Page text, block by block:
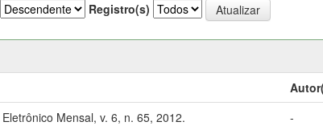
Registro(s)
Mensal, v. 6, n. 65, 2012.
-